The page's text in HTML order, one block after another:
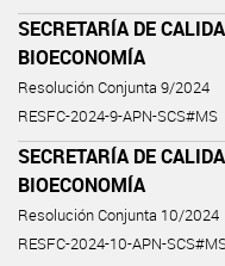
SECRETARÍA DE
BIOECONOMÍA
Resolución Conjunta 9/2024
RESFC-2024-9-APN-SCS#MS
SECRETARÍA DE
BIOECONOMÍA
Resolución Conjunta 10/2024
RESFC-2024-10-APN-